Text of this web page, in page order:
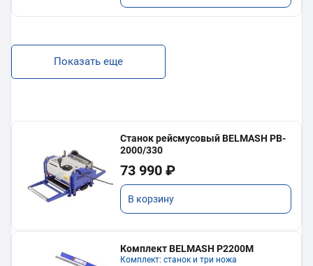
Показать еще
Станок рейсмусовый BELMASH PB-
2000/330
73 990 ₽
В корзину
Комплект BELMASH P2200M
Комплект: станок и три ножа